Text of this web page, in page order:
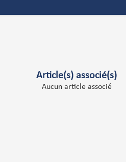
Article(s) associé(s)
Aucun article associé